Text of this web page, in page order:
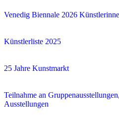
Venedig Biennale 2026
Künstlerliste 2025
25 Jahre Kunstmarkt
Teilnahme an
Ausstellungen